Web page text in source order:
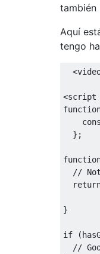
también
Aquí
tengo
<
<script
  };
//
}
if
//